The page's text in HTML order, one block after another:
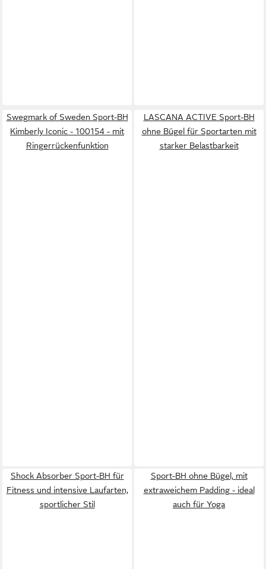
Swegmark of Sweden Sport-BH
Kimberly Iconic - 100154 - mit
Ringerrückenfunktion
LASCANA ACTIVE Sport-BH
ohne Bügel für Sportarten mit
starker Belastbarkeit
Shock Absorber Sport-BH für
Fitness und intensive Laufarten,
sportlicher Stil
Sport-BH ohne Bügel, mit
extraweichem Padding - ideal
auch für Yoga